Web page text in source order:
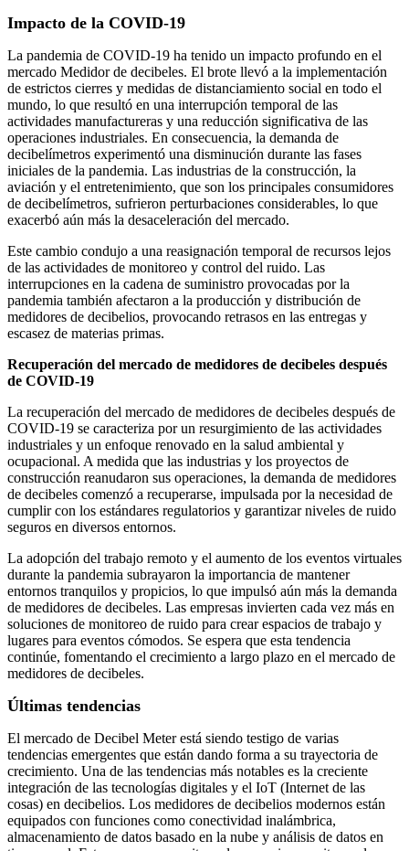
Impacto de la COVID-19
La pandemia de COVID-19 ha tenido un impacto profundo en el
mercado Medidor de decibeles. El brote llevó a la implementación
de estrictos cierres y medidas de distanciamiento social en todo el
mundo, lo que resultó en una interrupción temporal de las
actividades manufactureras y una reducción significativa de las
operaciones industriales. En consecuencia, la demanda de
decibelímetros experimentó una disminución durante las fases
iniciales de la pandemia. Las industrias de la construcción, la
aviación y el entretenimiento, que son los principales consumidores
de decibelímetros, sufrieron perturbaciones considerables, lo que
exacerbó aún más la desaceleración del mercado.
Este cambio condujo a una reasignación temporal de recursos lejos
de las actividades de monitoreo y control del ruido. Las
interrupciones en la cadena de suministro provocadas por la
pandemia también afectaron a la producción y distribución de
medidores de decibelios, provocando retrasos en las entregas y
escasez de materias primas.
Recuperación del mercado de medidores de decibeles después
de COVID-19
La recuperación del mercado de medidores de decibeles después de
COVID-19 se caracteriza por un resurgimiento de las actividades
industriales y un enfoque renovado en la salud ambiental y
ocupacional. A medida que las industrias y los proyectos de
construcción reanudaron sus operaciones, la demanda de medidores
de decibeles comenzó a recuperarse, impulsada por la necesidad de
cumplir con los estándares regulatorios y garantizar niveles de ruido
seguros en diversos entornos.
La adopción del trabajo remoto y el aumento de los eventos virtuales
durante la pandemia subrayaron la importancia de mantener
entornos tranquilos y propicios, lo que impulsó aún más la demanda
de medidores de decibeles. Las empresas invierten cada vez más en
soluciones de monitoreo de ruido para crear espacios de trabajo y
lugares para eventos cómodos. Se espera que esta tendencia
continúe, fomentando el crecimiento a largo plazo en el mercado de
medidores de decibeles.
Últimas tendencias
El mercado de Decibel Meter está siendo testigo de varias
tendencias emergentes que están dando forma a su trayectoria de
crecimiento. Una de las tendencias más notables es la creciente
integración de las tecnologías digitales y el IoT (Internet de las
cosas) en decibelios. Los medidores de decibelios modernos están
equipados con funciones como conectividad inalámbrica,
almacenamiento de datos basado en la nube y análisis de datos en